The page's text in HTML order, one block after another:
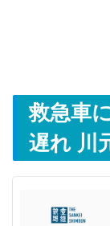
救急車
遅れ 川